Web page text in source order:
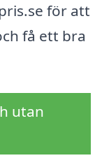
för att
få ett bra
utan